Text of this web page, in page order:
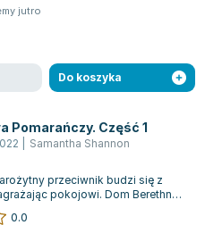
jutro
Do koszyka
Pomarańczy. Część 1
Samantha Shannon
przeciwnik budzi się z
pokojowi. Dom Berethnet
Inys, lecz ich...
0.0